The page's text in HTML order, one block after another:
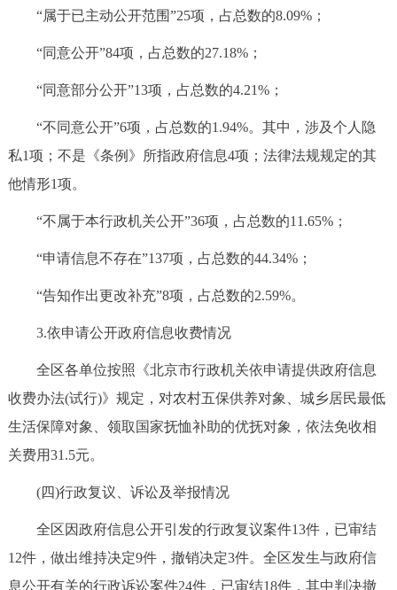
“属于已主动公开范围”25项，占总数的8.09%；
“同意公开”84项，占总数的27.18%；
“同意部分公开”13项，占总数的4.21%；
“不同意公开”6项，占总数的1.94%。其中，涉及个人隐
私1项；不是《条例》所指政府信息4项；法律法规规定的其
他情形1项。
“不属于本行政机关公开”36项，占总数的11.65%；
“申请信息不存在”137项，占总数的44.34%；
“告知作出更改补充”8项，占总数的2.59%。
3.依申请公开政府信息收费情况
全区各单位按照《北京市行政机关依申请提供政府信息
收费办法(试行)》规定，对农村五保供养对象、城乡居民最低
生活保障对象、领取国家抚恤补助的优抚对象，依法免收相
关费用31.5元。
(四)行政复议、诉讼及举报情况
全区因政府信息公开引发的行政复议案件13件，已审结
12件，做出维持决定9件，撤销决定3件。全区发生与政府信
息公开有关的行政诉讼案件24件，已审结18件，其中判决撤